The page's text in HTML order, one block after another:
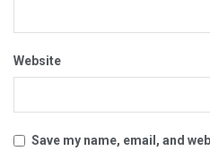
Website
Save my name, email, and